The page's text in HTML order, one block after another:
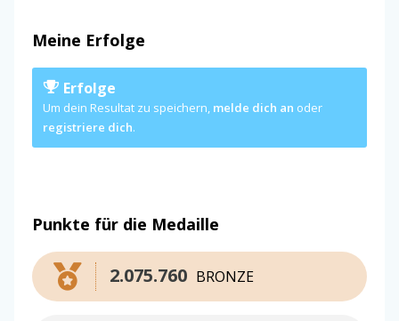
Meine Erfolge
Erfolge
Um dein Resultat zu speichern, melde dich an oder
registriere dich.
Punkte für die Medaille
BRONZE
2.075.760